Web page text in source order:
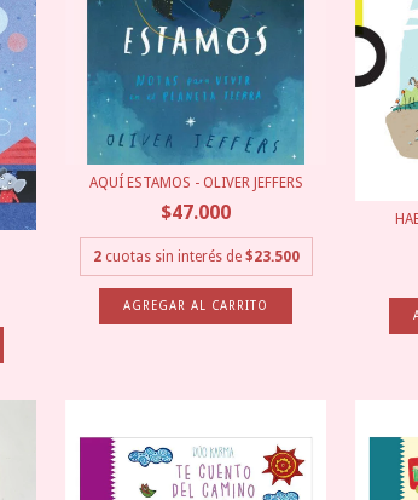
AQUÍ ESTAMOS - OLIVER JEFFERS
$47.000
2 cuotas sin interés de $23.500